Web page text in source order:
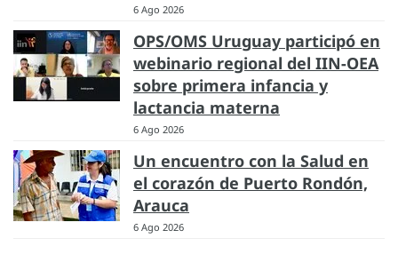
6 Ago 2026
OPS/OMS Uruguay participó en
webinario regional del IIN-OEA
sobre primera infancia y
lactancia materna
6 Ago 2026
Un encuentro con la Salud en
el corazón de Puerto Rondón,
Arauca
6 Ago 2026